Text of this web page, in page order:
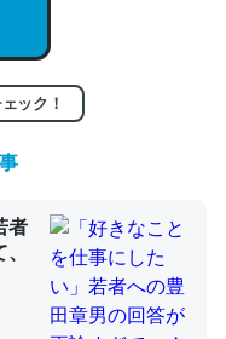
- conceptualization
」は回収されないけ
化すればするほど分
- conceptualization
ック！
者